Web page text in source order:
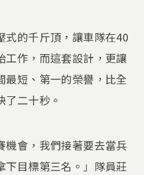
式的千斤頂，讓車隊在40
工作，而這套設計，更讓
最短、第一的榮譽，比全
了二十秒。
機會，我們接著要去當兵
下目標第三名。」隊員莊